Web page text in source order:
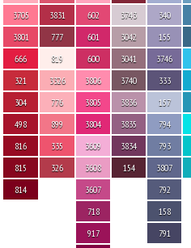
3705
3801
666
321
304
498
816
815
814
3831
777
819
3326
776
899
335
326
602
601
600
3806
3805
3804
3609
3608
3607
718
917
3743
3042
3041
3740
3836
3835
3834
154
340
155
3746
333
157
794
793
3807
792
158
791